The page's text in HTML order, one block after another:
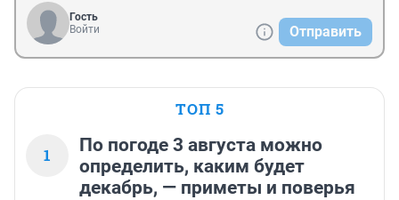
Гость
Войти
Отправить
ТОП 5
1
По погоде 3 августа можно
определить, каким будет
декабрь, — приметы и поверья